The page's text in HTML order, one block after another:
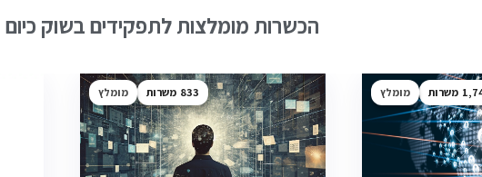
הכשרות מומלצות לתפקידים בשוק כיום
מומלץ 833 מומלץ